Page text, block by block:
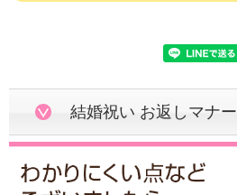
結婚祝い お返しマナー